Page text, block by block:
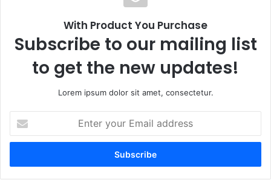
With Product You Purchase
Subscribe to our mailing list
to get the new updates!
Lorem ipsum dolor sit amet, consectetur.
your
Email